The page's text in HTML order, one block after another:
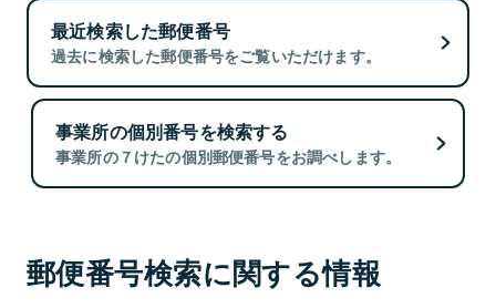
最近検索した郵便番号
過去に検索した郵便番号をご覧いただけます。
事業所の個別番号を検索する
事業所の７けたの個別郵便番号をお調べします。
郵便番号検索に関する情報